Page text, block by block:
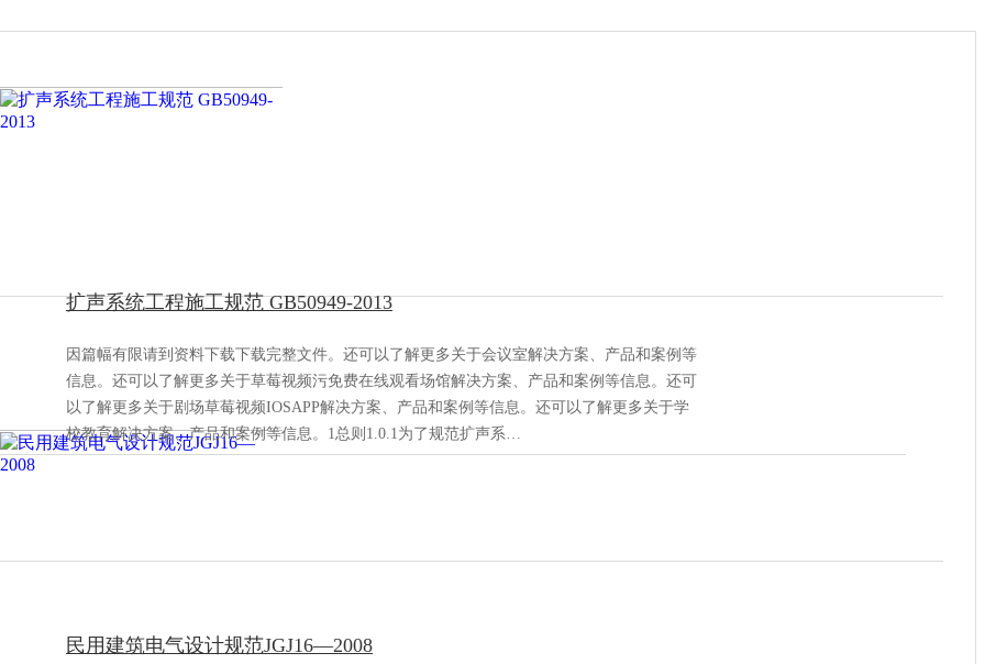
扩声系统工程施工规范 GB50949-2013
因篇幅有限请到资料下载下载完整文件。还可以了解更多关于会议室解决方案、产品和案例等
信息。还可以了解更多关于草莓视频污免费在线观看场馆解决方案、产品和案例等信息。还可
以了解更多关于剧场草莓视频IOSAPP解决方案、产品和案例等信息。还可以了解更多关于学
校教育解决方案、产品和案例等信息。1总则1.0.1为了规范扩声系…
民用建筑电气设计规范JGJ16—2008